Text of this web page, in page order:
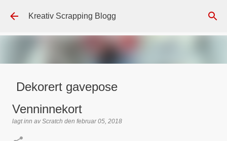
Gå til hovedinnhold
Kreativ Scrapping Blogg
Dekorert gavepose
Venninnekort
lagt inn avScratch den februar 05, 2018